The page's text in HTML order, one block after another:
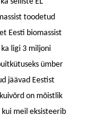
toodetud
Eesti biomassist
ligi 3 miljoni
ümber
jäävad Eestist
on mõistlik
kui meil eksisteerib